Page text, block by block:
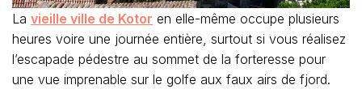
La vieille ville de Kotor en elle-même occupe plusieurs
heures voire une journée entière, surtout si vous réalisez
l’escapade pédestre au sommet de la forteresse pour
une vue imprenable sur le golfe aux faux airs de fjord.